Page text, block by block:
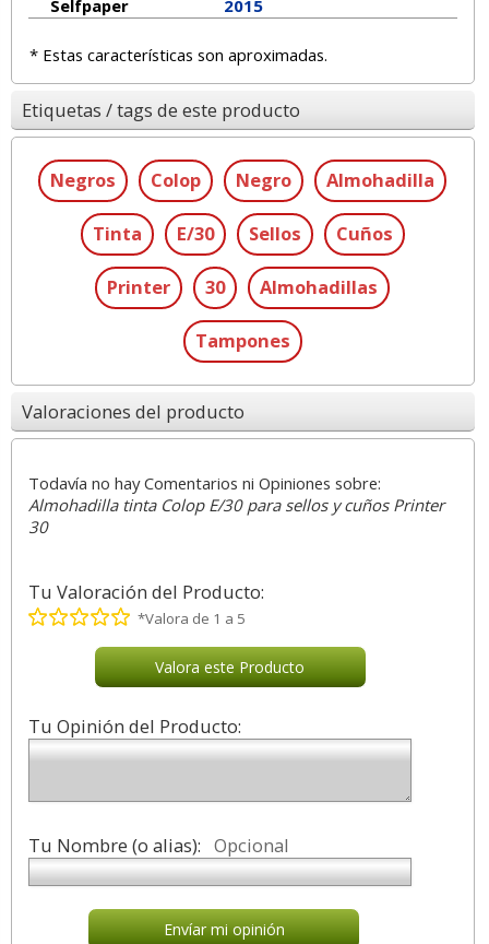
Selfpaper
2015
* Estas características son aproximadas.
Etiquetas / tags de este producto
Negros Colop Negro Almohadilla
Tinta E/30 Sellos Cuños
Printer 30 Almohadillas
Tampones
Valoraciones del producto
Todavía no hay Comentarios ni Opiniones sobre:
Almohadilla tinta Colop E/30 para sellos y cuños Printer
30
Tu Valoración del Producto:
*Valora de 1 a 5
Valora este Producto
Tu Opinión del Producto:
Tu Nombre (o alias): Opcional
Envíar mi opinión